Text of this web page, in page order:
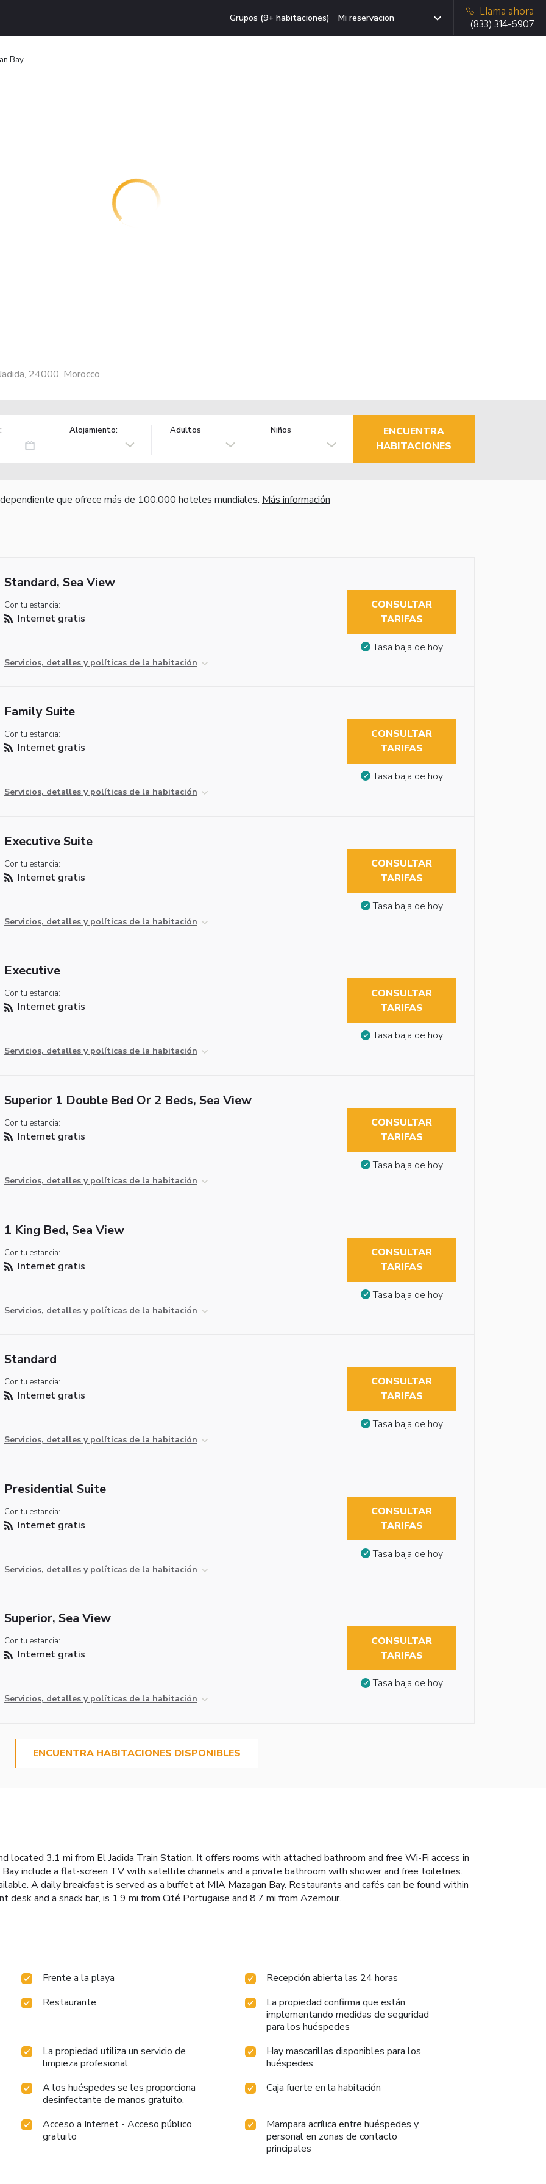
Grupos (9+ habitaciones) Mi reservacion
Llama ahora
(833) 314-6907
Bay
24000, Morocco
Alojamiento: Adultos Niños
ENCUENTRA
HABITACIONES
que ofrece más de 100.000 hoteles mundiales. Más información
Standard, Sea View
Con tu estancia:
Internet gratis
Servicios, detalles y políticas de la habitación
CONSULTAR
TARIFAS
Tasa baja de hoy
Family Suite
Con tu estancia:
Internet gratis
Servicios, detalles y políticas de la habitación
CONSULTAR
TARIFAS
Tasa baja de hoy
Executive Suite
Con tu estancia:
Internet gratis
Servicios, detalles y políticas de la habitación
CONSULTAR
TARIFAS
Tasa baja de hoy
Executive
Con tu estancia:
Internet gratis
Servicios, detalles y políticas de la habitación
CONSULTAR
TARIFAS
Tasa baja de hoy
Superior 1 Double Bed Or 2 Beds, Sea View
Con tu estancia:
Internet gratis
Servicios, detalles y políticas de la habitación
CONSULTAR
TARIFAS
Tasa baja de hoy
1 King Bed, Sea View
Con tu estancia:
Internet gratis
Servicios, detalles y políticas de la habitación
CONSULTAR
TARIFAS
Tasa baja de hoy
Standard
Con tu estancia:
Internet gratis
Servicios, detalles y políticas de la habitación
CONSULTAR
TARIFAS
Tasa baja de hoy
Presidential Suite
Con tu estancia:
Internet gratis
Servicios, detalles y políticas de la habitación
CONSULTAR
TARIFAS
Tasa baja de hoy
Superior, Sea View
Con tu estancia:
Internet gratis
Servicios, detalles y políticas de la habitación
CONSULTAR
TARIFAS
Tasa baja de hoy
ENCUENTRA HABITACIONES DISPONIBLES
located 3.1 mi from El Jadida Train Station. It offers rooms with attached bathroom and free Wi-Fi access in
include a flat-screen TV with satellite channels and a private bathroom with shower and free toiletries.
A daily breakfast is served as a buffet at MIA Mazagan Bay. Restaurants and cafés can be found within
and a snack bar, is 1.9 mi from Cité Portugaise and 8.7 mi from Azemour.
Frente a la playa
Recepción abierta las 24 horas
Restaurante
La propiedad confirma que están
implementando medidas de seguridad
para los huéspedes
La propiedad utiliza un servicio de
limpieza profesional.
Hay mascarillas disponibles para los
huéspedes.
A los huéspedes se les proporciona
desinfectante de manos gratuito.
Caja fuerte en la habitación
Acceso a Internet - Acceso público
gratuito
Mampara acrílica entre huéspedes y
personal en zonas de contacto
principales